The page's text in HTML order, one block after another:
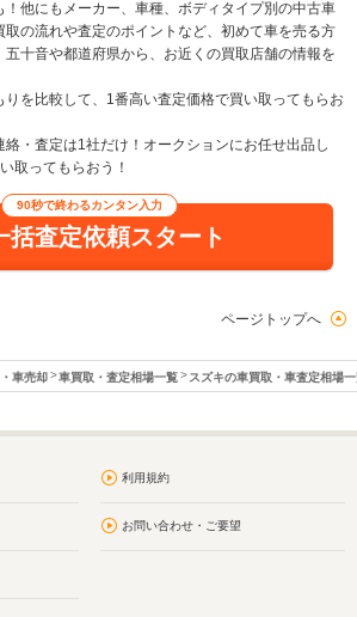
！他にもメーカー、車種、ボディタイプ別の中古車
の流れや査定のポイントなど、初めて車を売る方
五十音や都道府県から、お近くの買取店舗の情報を
りを比較して、1番高い査定価格で買い取ってもらお
絡・査定は1社だけ！オークションにお任せ出品し
取ってもらおう！
90秒で終わるカンタン入力
括査定依頼スタート
ページトップへ
車売却 車買取・査定相場一覧 スズキの車買取・車査定相場
利用規約
お問い合わせ・ご要望